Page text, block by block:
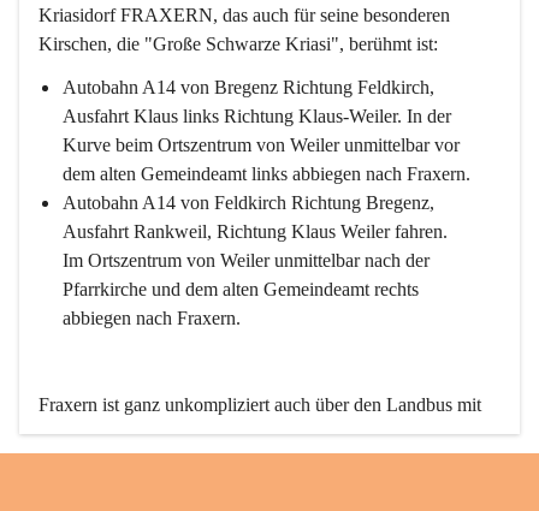
Kriasidorf FRAXERN, das auch für seine besonderen
Kirschen, die "Große Schwarze Kriasi", berühmt ist:
Autobahn A14 von Bregenz Richtung Feldkirch,
Ausfahrt Klaus links Richtung Klaus-Weiler. In der
Kurve beim Ortszentrum von Weiler unmittelbar vor
dem alten Gemeindeamt links abbiegen nach Fraxern.
Autobahn A14 von Feldkirch Richtung Bregenz,
Ausfahrt Rankweil, Richtung Klaus Weiler fahren.
Im Ortszentrum von Weiler unmittelbar nach der
Pfarrkirche und dem alten Gemeindeamt rechts
abbiegen nach Fraxern.
Fraxern ist ganz unkompliziert auch über den Landbus mit
den öffentlichen Verkehrsmitteln zu erreichen. Die Linie